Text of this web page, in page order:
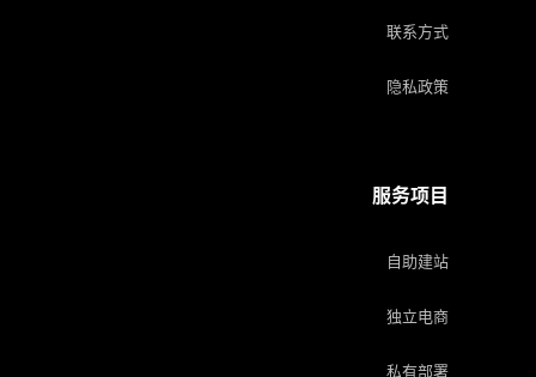
联系方式
隐私政策
服务项目
自助建站
独立电商
私有部署